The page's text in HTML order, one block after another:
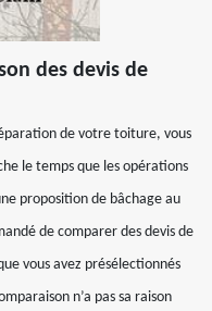
des devis de
de votre toiture, vous
le temps que les opérations
proposition de bâchage au
de comparer des devis de
vous avez présélectionnés
n’a pas sa raison